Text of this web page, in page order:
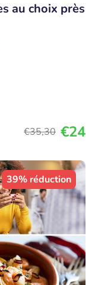
au choix près
€35,30 €24
39% réduction